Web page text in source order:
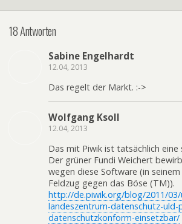
18 Antworten
Sabine Engelhardt
12.04, 2013
Das regelt der Markt. :->
Wolfgang Ksoll
12.04, 2013
Das mit Piwik ist tatsächlich eine
Der grüner Fundi Weichert
wegen diese Software (in
Feldzug gegen das Böse (TM)).
http://de.piwik.org/blog/2011/03/
landeszentrum-datenschutz-uld-
datenschutzkonform-einsetzbar/